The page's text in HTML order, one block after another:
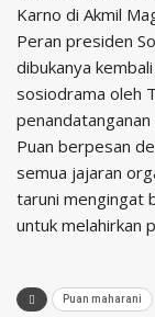
Karno di Akmil
Peran presiden
dibukanya
sosiodrama oleh
Puan berpesan
semua jajaran
taruni mengingat
untuk melahirkan
Puan maharani